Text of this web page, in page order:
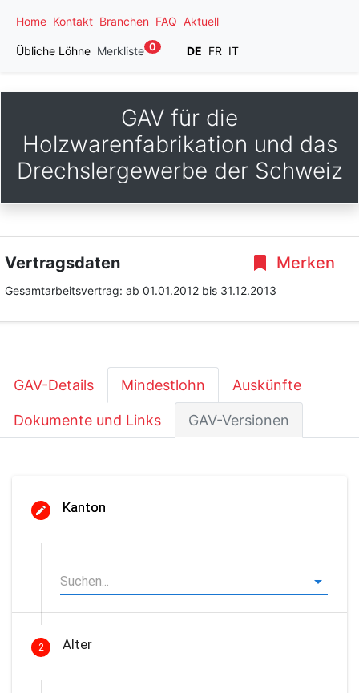
Home Kontakt Branchen FAQ Aktuell
Übliche Löhne Merkliste 0 DE FR IT
GAV für die
Holzwarenfabrikation und das
Drechslergewerbe der Schweiz
Merken
Vertragsdaten
Gesamtarbeitsvertrag: ab 01.01.2012 bis 31.12.2013
GAV-Details Mindestlohn Auskünfte
Dokumente und Links GAV-Versionen
Kanton
2 Alter